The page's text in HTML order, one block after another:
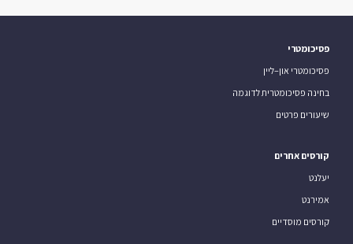
פסיכומטרי
פסיכומטרי און–ליין
בחינה פסיכומטרית לדוגמה
שיעורים פרטים
קורסים אחרים
יעלנט
אמירנט
קורסים מוסדיים